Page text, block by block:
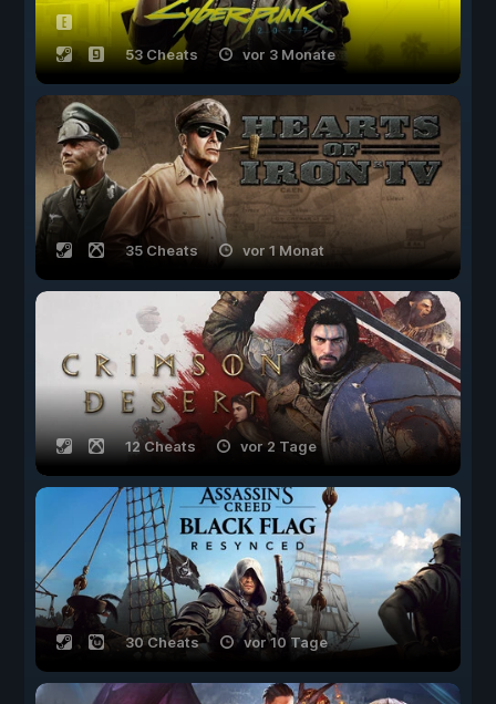
53 Cheats vor 3 Monate
35 Cheats vor 1 Monat
12 Cheats vor 2 Tage
30 Cheats vor 10 Tage